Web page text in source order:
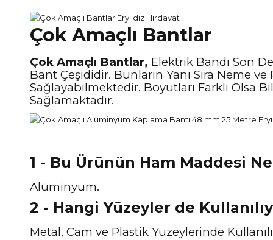
Çok Amaçlı Bantlar
Çok Amaçlı Bantlar, Elektrik Bandı Son
Bant Çeşididir. Bunların Yanı Sıra Neme
Sağlayabilmektedir. Boyutları Farklı Olsa
Sağlamaktadır.
1 - Bu Ürünün Ham Maddesi
Alüminyum.
2 - Hangi Yüzeyler de
Metal, Cam ve Plastik Yüzeylerinde